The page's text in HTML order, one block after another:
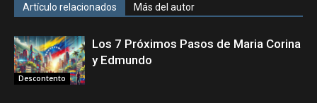
Artículo relacionados Más del autor
Descontento
Los 7 Próximos Pasos de Maria Corina
y Edmundo